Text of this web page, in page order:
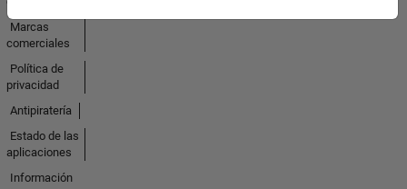
Marcas
comerciales
Política de
privacidad
Antipiratería
Estado de las
aplicaciones
Información